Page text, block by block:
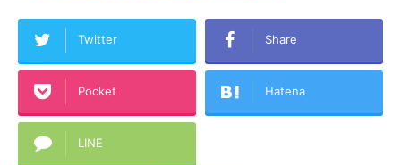
Twitter Share
Pocket Hatena
LINE